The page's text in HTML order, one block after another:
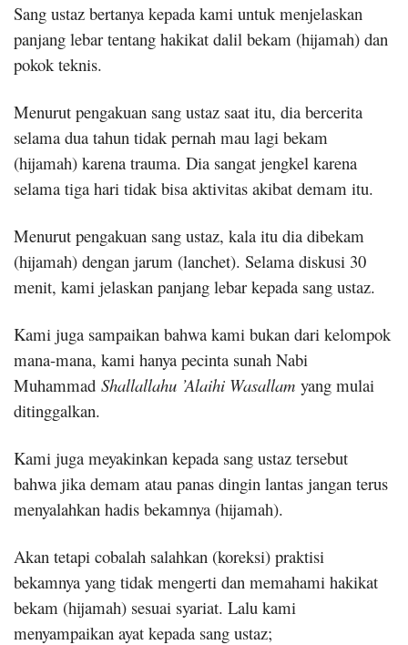
Sang ustaz bertanya kepada kami untuk menjelaskan
panjang lebar tentang hakikat dalil bekam (hijamah) dan
pokok teknis.
Menurut pengakuan sang ustaz saat itu, dia bercerita
selama dua tahun tidak pernah mau lagi bekam
(hijamah) karena trauma. Dia sangat jengkel karena
selama tiga hari tidak bisa aktivitas akibat demam itu.
Menurut pengakuan sang ustaz, kala itu dia dibekam
(hijamah) dengan jarum (lanchet). Selama diskusi 30
menit, kami jelaskan panjang lebar kepada sang ustaz.
Kami juga sampaikan bahwa kami bukan dari kelompok
mana-mana, kami hanya pecinta sunah Nabi
Muhammad Shallallahu ’Alaihi Wasallam yang mulai
ditinggalkan.
Kami juga meyakinkan kepada sang ustaz tersebut
bahwa jika demam atau panas dingin lantas jangan terus
menyalahkan hadis bekamnya (hijamah).
Akan tetapi cobalah salahkan (koreksi) praktisi
bekamnya yang tidak mengerti dan memahami hakikat
bekam (hijamah) sesuai syariat. Lalu kami
menyampaikan ayat kepada sang ustaz;